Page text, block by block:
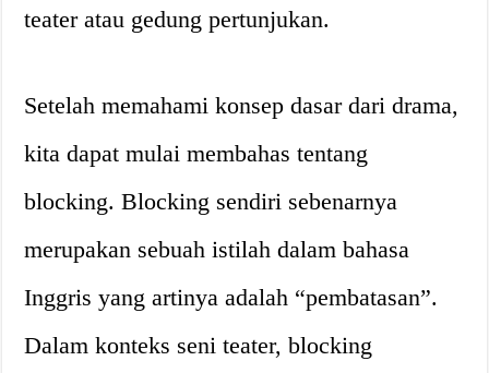
teater atau gedung pertunjukan.
Setelah memahami konsep dasar dari drama,
kita dapat mulai membahas tentang
blocking. Blocking sendiri sebenarnya
merupakan sebuah istilah dalam bahasa
Inggris yang artinya adalah “pembatasan”.
Dalam konteks seni teater, blocking